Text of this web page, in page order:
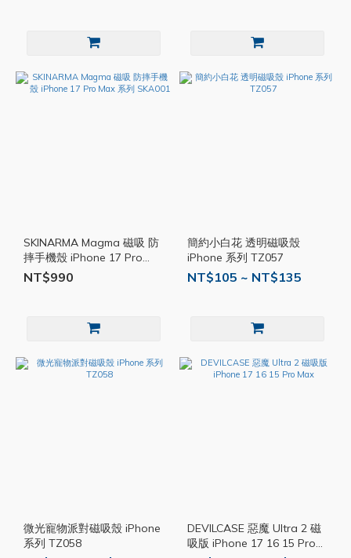
SKINARMA Magma 磁吸 防
摔手機殼 iPhone 17 Pro
Max 系列 SKA001
NT$990
簡約小白花 透明磁吸殼
iPhone 系列 TZ057
NT$105 ~ NT$135
微光寵物派對磁吸殼 iPhone
系列 TZ058
DEVILCASE 惡魔 Ultra 2 磁
吸版 iPhone 17 16 15 Pro